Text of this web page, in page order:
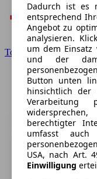
Toyota
Dadurch ist es
entsprechend
Angebot zu
analysieren.
um dem Einsatz
und der
Button unten
hinsichtlich
Verarbeitung
berechtigter
umfasst auch
USA, nach Art.
Einwilligung